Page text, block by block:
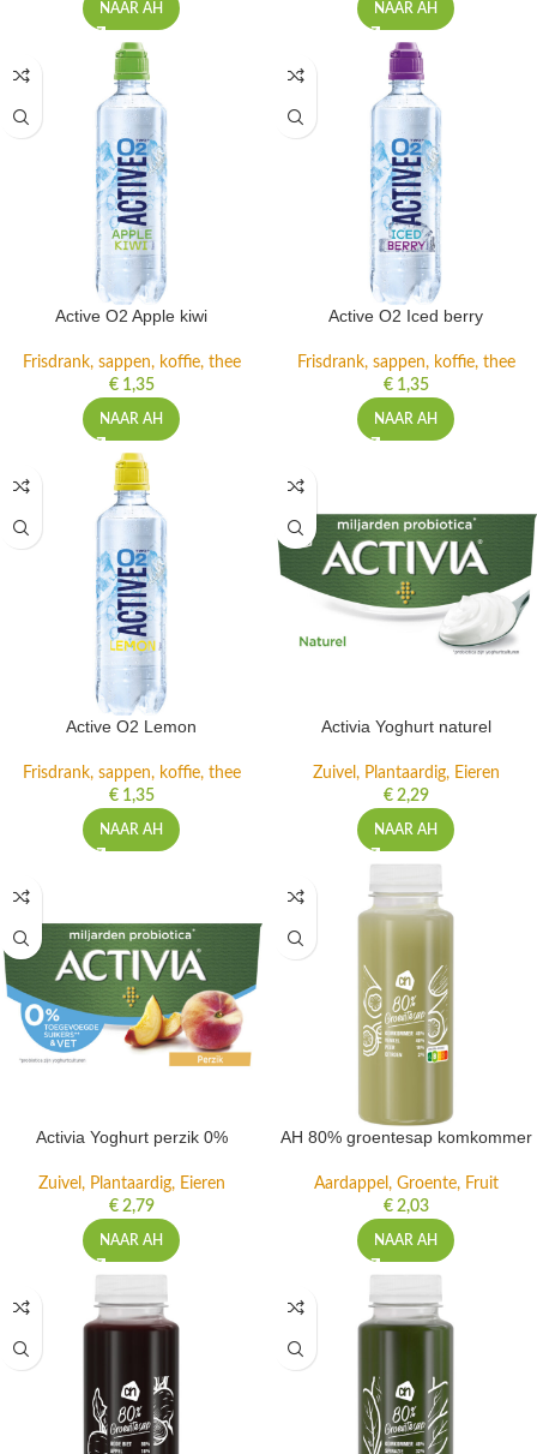
NAAR AH NAAR AH
Active O2 Apple kiwi
Frisdrank, sappen, koffie, thee
€1,35
NAAR AH
Active O2 Iced berry
Frisdrank, sappen, koffie, thee
€1,35
NAAR AH
Active O2 Lemon
Frisdrank, sappen, koffie, thee
€1,35
NAAR AH
Activia Yoghurt naturel
Zuivel, Plantaardig, Eieren
€2,29
NAAR AH
Activia Yoghurt perzik 0%
Zuivel, Plantaardig, Eieren
€2,79
NAAR AH
AH 80% groentesap komkommer
Aardappel, Groente, Fruit
€2,03
NAAR AH